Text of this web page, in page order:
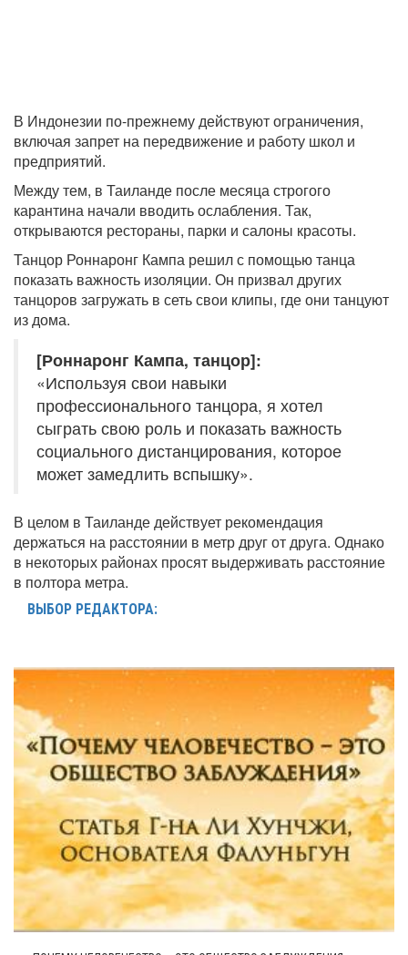
В Индонезии по-прежнему действуют ограничения,
включая запрет на передвижение и работу школ и
предприятий.
Между тем, в Таиланде после месяца строгого
карантина начали вводить ослабления. Так,
открываются рестораны, парки и салоны красоты.
Танцор Роннаронг Кампа решил с помощью танца
показать важность изоляции. Он призвал других
танцоров загружать в сеть свои клипы, где они танцуют
из дома.
[Роннаронг Кампа, танцор]:
«Используя свои навыки
профессионального танцора, я хотел
сыграть свою роль и показать важность
социального дистанцирования, которое
может замедлить вспышку».
В целом в Таиланде действует рекомендация
держаться на расстоянии в метр друг от друга. Однако
в некоторых районах просят выдерживать расстояние
в полтора метра.
ВЫБОР РЕДАКТОРА: